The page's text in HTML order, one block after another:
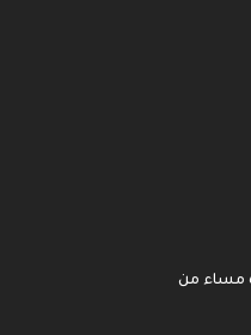
اوقات العمل : من الساعه ٩ صباحا حتى ال ٥ مساء من